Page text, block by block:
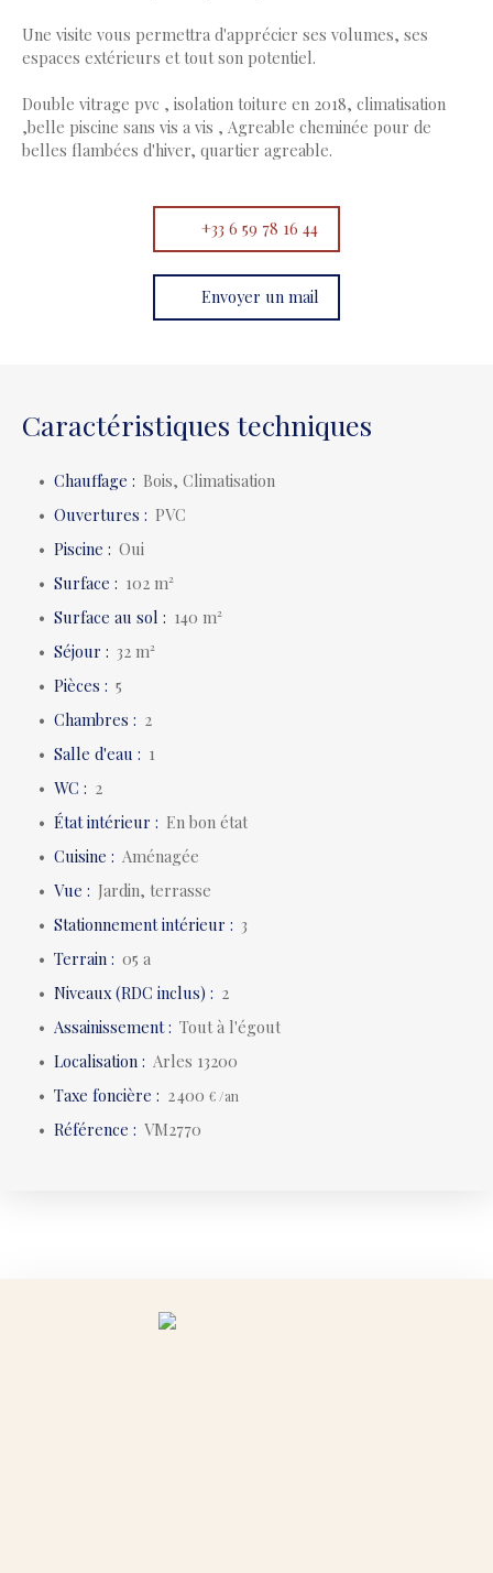
Une visite vous permettra d'apprécier ses volumes, ses
espaces extérieurs et tout son potentiel.
Double vitrage pvc , isolation toiture en 2018, climatisation
,belle piscine sans vis a vis , Agreable cheminée pour de
belles flambées d'hiver, quartier agreable.
+33 6 59 78 16 44
Envoyer un mail
Caractéristiques techniques
Chauffage : Bois, Climatisation
Ouvertures : PVC
Piscine : Oui
Surface : 102m²
Surface au sol : 140m²
Séjour : 32m²
Pièces : 5
Chambres : 2
Salle d'eau : 1
WC : 2
État intérieur : En bon état
Cuisine : Aménagée
Vue : Jardin, terrasse
Stationnement intérieur : 3
Terrain : 05 a
Niveaux (RDC inclus) : 2
Assainissement: Tout à l'égout
Localisation : Arles 13200
Taxe foncière : 2 400€ /an
Référence : VM2770